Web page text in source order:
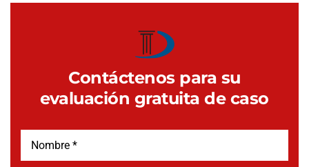
Contáctenos para su
evaluación gratuita de caso